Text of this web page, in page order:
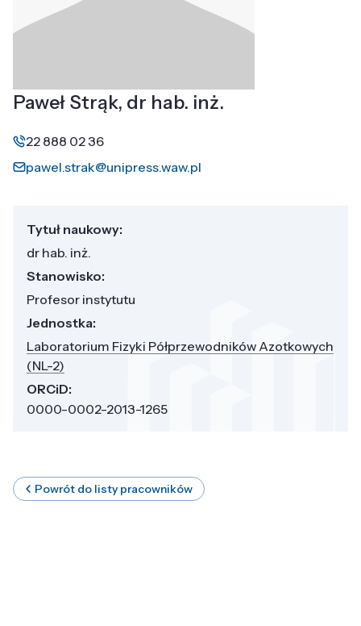
Paweł Strąk, dr hab. inż.
22 888 02 36
pawel.strak@unipress.waw.pl
Tytuł naukowy:
dr hab. inż.
Stanowisko:
Profesor instytutu
Jednostka:
Laboratorium Fizyki Półprzewodników Azotkowych
(NL-2)
ORCiD:
0000-0002-2013-1265
Powrót do listy pracowników